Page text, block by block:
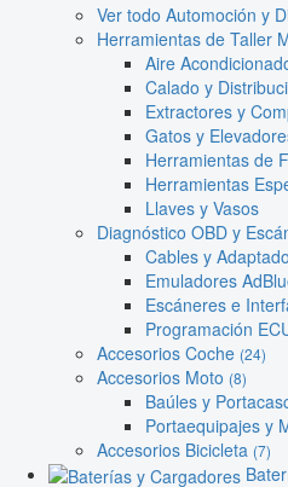
Ver todo Automoción y
Herramientas de Taller
Aire
Calado y
Extractores y
Gatos y
Herramientas de
Herramientas
Llaves y Vasos
Diagnóstico OBD y
Cables y
Emuladores
Escáneres e
Programación
Accesorios Coche (24)
Accesorios Moto (8)
Baúles y
Portaequipajes y
Accesorios Bicicleta (7)